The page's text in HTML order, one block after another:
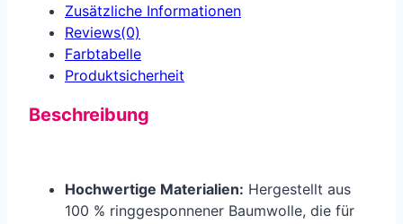
Zusätzliche Informationen
Reviews(0)
Farbtabelle
Produkt­sicherheit
Beschreibung
Hochwertige Materialien: Hergestellt aus
100 % ringgesponnener Baumwolle, die für